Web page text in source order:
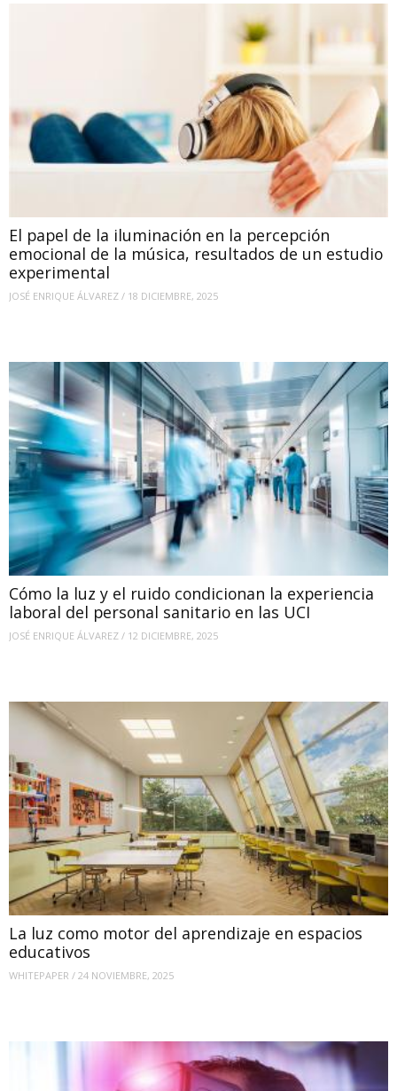
El papel de la iluminación en la percepción
emocional de la música, resultados de un estudio
experimental
JOSÉ ENRIQUE ÁLVAREZ / 18 DICIEMBRE, 2025
Cómo la luz y el ruido condicionan la experiencia
laboral del personal sanitario en las UCI
JOSÉ ENRIQUE ÁLVAREZ / 12 DICIEMBRE, 2025
La luz como motor del aprendizaje en espacios
educativos
WHITEPAPER / 24 NOVIEMBRE, 2025